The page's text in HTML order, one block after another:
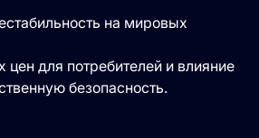
на мировых
цен для потребителей и влияние
безопасность.